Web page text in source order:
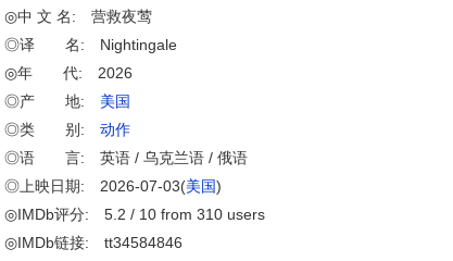
◎中 文 名: 营救夜莺
◎译 名: Nightingale
◎年 代: 2026
◎产 地: 美国
◎类 别: 动作
◎语 言: 英语 / 乌克兰语 / 俄语
◎上映日期: 2026-07-03(美国)
◎IMDb评分: 5.2 / 10 from 310 users
◎IMDb链接: tt34584846